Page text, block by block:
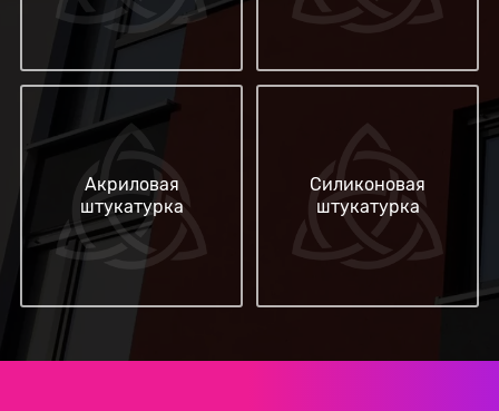
Акриловая
штукатурка
Силиконовая
штукатурка